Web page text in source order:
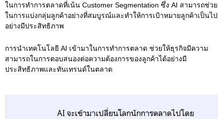
ในการทำการตลาดที่เน้น Customer Segmentation ซึ่ง AI สามารถช่วย
ในการแบ่งกลุ่มลูกค้าอย่างที่สมบูรณ์และทำให้การเป้าหมายลูกค้าเป็นไป
อย่างมีประสิทธิภาพ
การนำเทคโนโลยี AI เข้ามาในการทำการตลาด ช่วยให้ธุรกิจมีความ
สามารถในการตอบสนองต่อความต้องการของลูกค้าได้อย่างมี
ประสิทธิภาพและทันเทรนด์ในตลาด
AI จะเข้ามาเปลี่ยนโลกนักการตลาดไปโดย